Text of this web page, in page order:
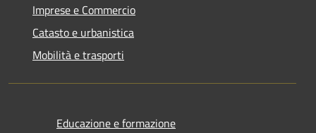
Imprese e Commercio
Catasto e urbanistica
Mobilità e trasporti
Educazione e formazione